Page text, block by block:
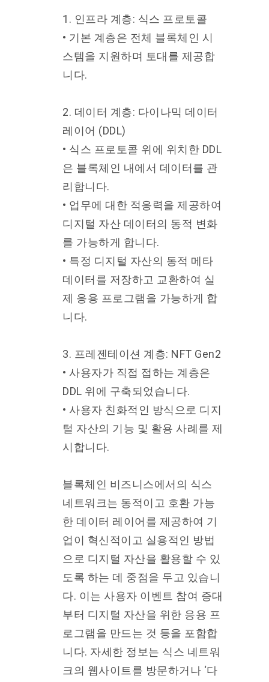
1. 인프라 계층: 식스 프로토콜
• 기본 계층은 전체 블록체인 시
스템을 지원하며 토대를 제공합
니다.
2. 데이터 계층: 다이나믹 데이터
레이어 (DDL)
• 식스 프로토콜 위에 위치한 DDL
은 블록체인 내에서 데이터를 관
리합니다.
• 업무에 대한 적응력을 제공하여
디지털 자산 데이터의 동적 변화
를 가능하게 합니다.
• 특정 디지털 자산의 동적 메타
데이터를 저장하고 교환하여 실
제 응용 프로그램을 가능하게 합
니다.
3. 프레젠테이션 계층: NFT Gen2
• 사용자가 직접 접하는 계층은
DDL 위에 구축되었습니다.
• 사용자 친화적인 방식으로 디지
털 자산의 기능 및 활용 사례를 제
시합니다.
블록체인 비즈니스에서의 식스
네트워크는 동적이고 호환 가능
한 데이터 레이어를 제공하여 기
업이 혁신적이고 실용적인 방법
으로 디지털 자산을 활용할 수 있
도록 하는 데 중점을 두고 있습니
다. 이는 사용자 이벤트 참여 증대
부터 디지털 자산을 위한 응용 프
로그램을 만드는 것 등을 포함합
니다. 자세한 정보는 식스 네트워
크의 웹사이트를 방문하거나 ‘다